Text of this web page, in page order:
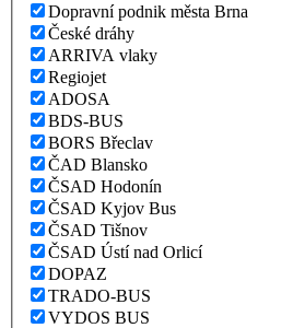
Dopravní podnik města Brna
České dráhy
ARRIVA vlaky
Regiojet
ADOSA
BDS-BUS
BORS Břeclav
ČAD Blansko
ČSAD Hodonín
ČSAD Kyjov Bus
ČSAD Tišnov
ČSAD Ústí nad Orlicí
DOPAZ
TRADO-BUS
VYDOS BUS